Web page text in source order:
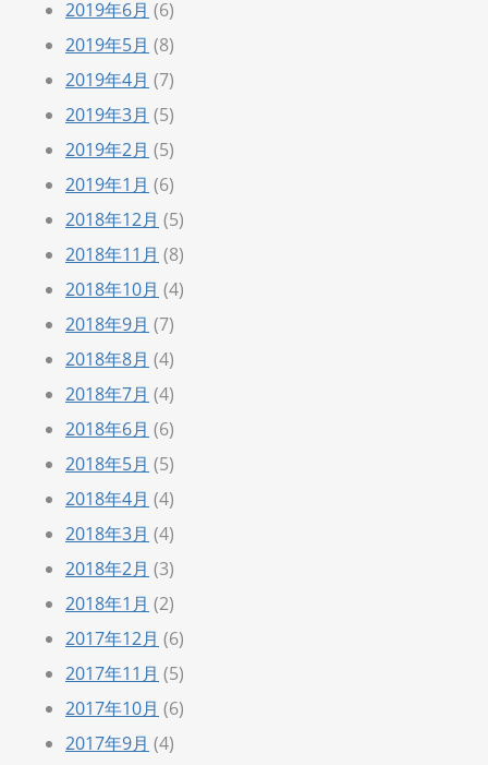
2019年6月 (6)
2019年5月 (8)
2019年4月 (7)
2019年3月 (5)
2019年2月 (5)
2019年1月 (6)
2018年12月 (5)
2018年11月 (8)
2018年10月 (4)
2018年9月 (7)
2018年8月 (4)
2018年7月 (4)
2018年6月 (6)
2018年5月 (5)
2018年4月 (4)
2018年3月 (4)
2018年2月 (3)
2018年1月 (2)
2017年12月 (6)
2017年11月 (5)
2017年10月 (6)
2017年9月 (4)